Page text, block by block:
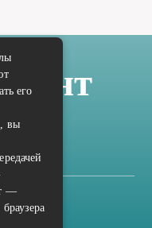
его
вы
—